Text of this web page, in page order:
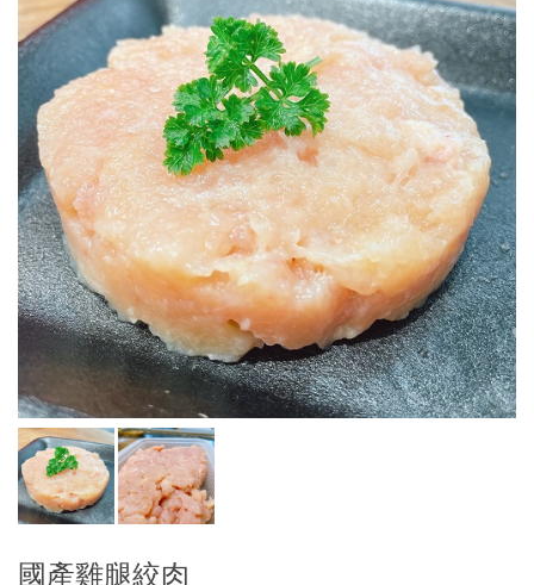
國產雞腿絞肉